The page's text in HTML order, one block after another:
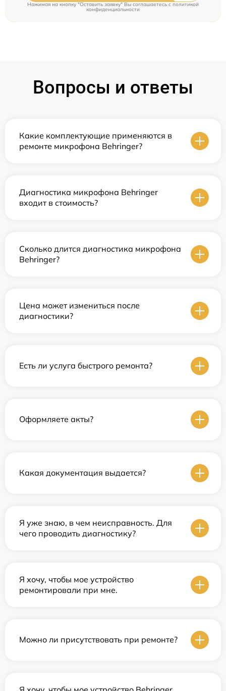
Нажимая на кнопку "Оставить заявку" Вы соглашаетесь cполитикой
конфиденциальности
Вопросы и ответы
Какие комплектующие применяются в
ремонте микрофона Behringer?
Диагностика микрофона Behringer
входит в стоимость?
Сколько длится диагностика микрофона
Behringer?
Цена может измениться после
диагностики?
Есть ли услуга быстрого ремонта?
Оформляете акты?
Какая документация выдается?
Я уже знаю, в чем неисправность. Для
чего проводить диагностику?
Я хочу, чтобы мое устройство
ремонтировали при мне.
Можно ли присутствовать при ремонте?